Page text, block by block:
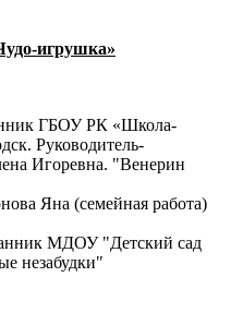
игрушка»
ГБОУ РК «Школа-
Руководитель-
Игоревна. "Венерин
Яна (семейная работа)
МДОУ "Детский сад
незабудки"